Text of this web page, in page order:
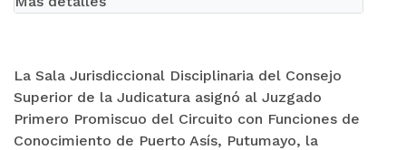
La Sala Jurisdiccional Disciplinaria del Consejo
Superior de la Judicatura asignó al Juzgado
Primero Promiscuo del Circuito con Funciones de
Conocimiento de Puerto Asís, Putumayo, la